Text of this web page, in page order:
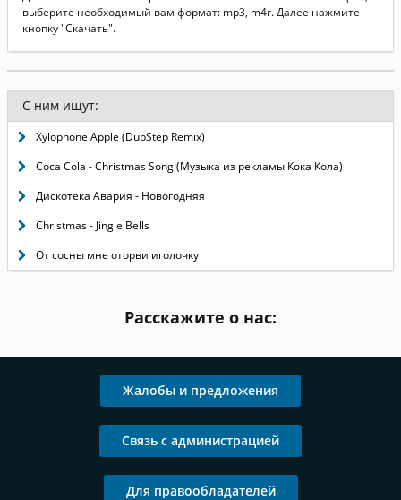
выберите необходимый вам формат: mp3, m4r. Далее нажмите
кнопку "Скачать".
С ним ищут:
Xylophone Apple (DubStep Remix)
Coca Cola - Christmas Song (Музыка из рекламы Кока Кола)
Дискотека Авария - Новогодняя
Christmas - Jingle Bells
От сосны мне оторви иголочку
Расскажите о нас:
Жалобы и предложения
Связь с администрацией
Для правообладателей